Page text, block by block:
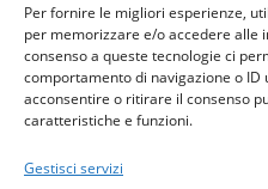
Per fornire le migliori esperienze,
per memorizzare e/o accedere alle
consenso a queste tecnologie ci
comportamento di navigazione o ID
acconsentire o ritirare il consenso
caratteristiche e funzioni.
Gestisci serviziCAMPANIA